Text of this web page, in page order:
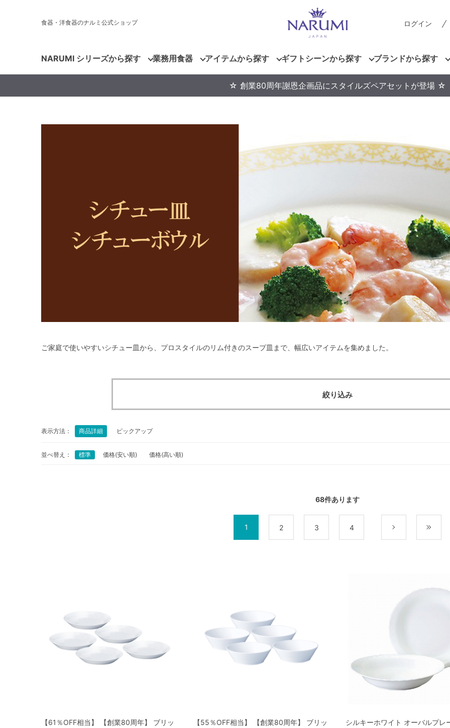
食器・洋食器のナルミ公式ショップ ログイン
NARUMI シリーズから探す 業務用食器 アイテムから探す ギフトシーンから探す ブランドから探す
☆ 創業80周年謝恩企画品にスタイルズペアセットが登場 ☆
ご家庭で使いやすいシチュー皿から、プロスタイルのリム付きのスープ皿まで、幅広いアイテムを集めました。
絞り込み
表示方法： 商品詳細 ピックアップ
並べ替え： 標準 価格(安い順) 価格(高い順)
68件あります
1 2 3 4
【61％OFF相当】 【創業80周年】 ブリッ
【55％OFF相当】 【創業80周年】 ブリッ
シルキーホワイト オーバルプレ